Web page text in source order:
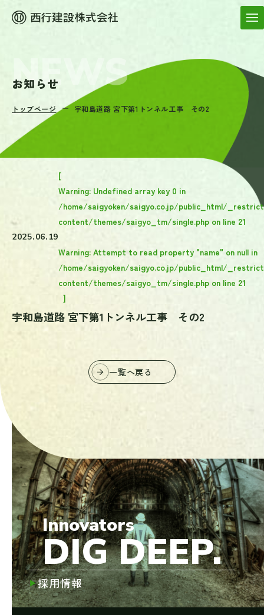
お知らせ
トップページ 宇和島道路 宮下第1トンネル工事 その2
2025.06.19
[
Warning: Undefined array key 0 in
/home/saigyoken/saigyo.co.jp/public_html/
content/themes/saigyo_tm/single.php on line 21
Warning: Attempt to read property "name" on null in
/home/saigyoken/saigyo.co.jp/public_html/
content/themes/saigyo_tm/single.php on line 21
]
宇和島道路 宮下第1トンネル工事 その2
一覧へ戻る
見えない未来がある。
Innovators
DIG DEEP.
採用情報